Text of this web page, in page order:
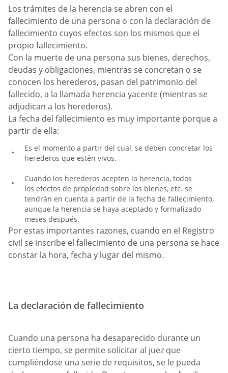
Los trámites de la herencia se abren con el
fallecimiento de una persona o con la declaración de
fallecimiento cuyos efectos son los mismos que el
propio fallecimiento.
Con la muerte de una persona sus bienes, derechos,
deudas y obligaciones, mientras se concretan o se
conocen los herederos, pasan del patrimonio del
fallecido, a la llamada herencia yacente (mientras se
adjudican a los herederos).
La fecha del fallecimiento es muy importante porque a
partir de ella:
Es el momento a partir del cual, se deben concretar los
herederos que estén vivos.
Cuando los herederos acepten la herencia, todos
los efectos de propiedad sobre los bienes, etc. se
tendrán en cuenta a partir de la fecha de fallecimiento,
aunque la herencia se haya aceptado y formalizado
meses después.
Por estas importantes razones, cuando en el Registro
civil se inscribe el fallecimiento de una persona se hace
constar la hora, fecha y lugar del mismo.
La declaración de fallecimiento
Cuando una persona ha desaparecido durante un
cierto tiempo, se permite solicitar al juez que
cumpliéndose una serie de requisitos, se le pueda